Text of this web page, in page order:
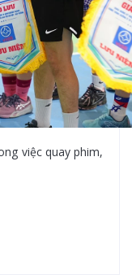
việc quay phim,